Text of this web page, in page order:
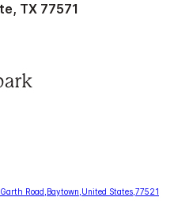
TX 77571